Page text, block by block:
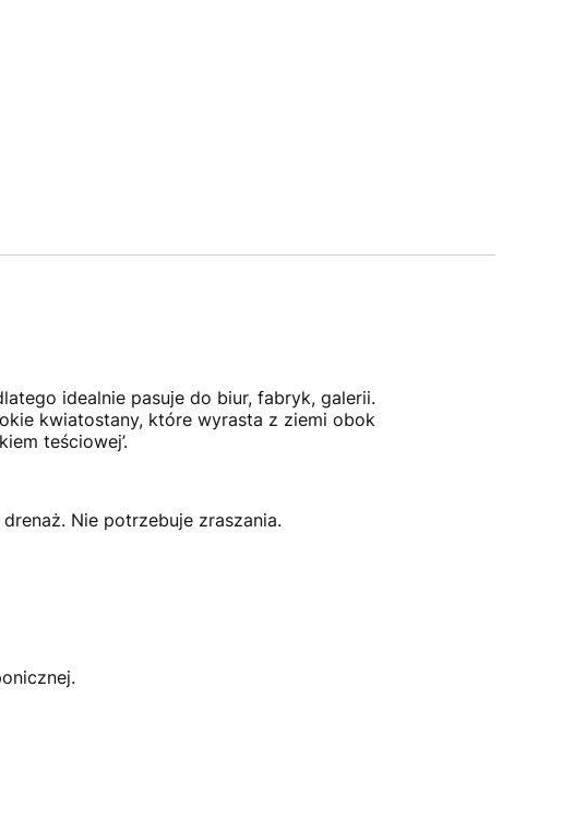
idealnie pasuje do biur, fabryk, galerii.
kwiatostany, które wyrasta z ziemi obok
teściowej’.
Nie potrzebuje zraszania.